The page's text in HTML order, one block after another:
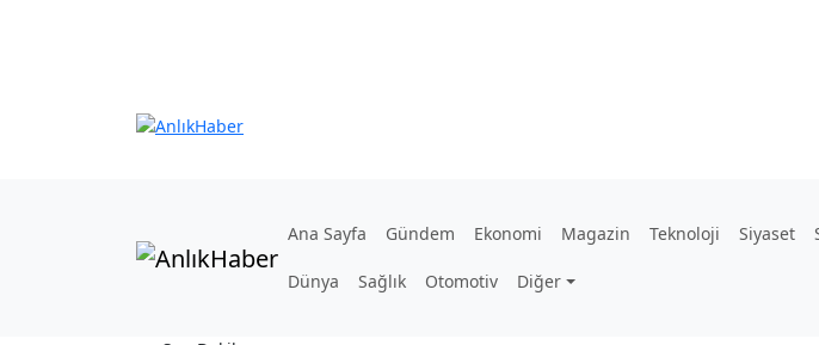
Ana Sayfa Gündem Ekonomi Magazin Teknoloji Siyaset
Dünya Sağlık Otomotiv Diğer